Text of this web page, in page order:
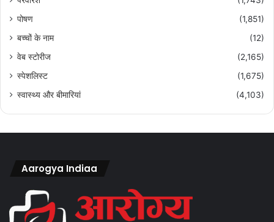
पोषण
(1,851)
बच्चों के नाम
(12)
वेब स्टोरीज
(2,165)
स्पेशलिस्ट
(1,675)
स्वास्थ्य और बीमारियां
(4,103)
Aarogya Indiaa